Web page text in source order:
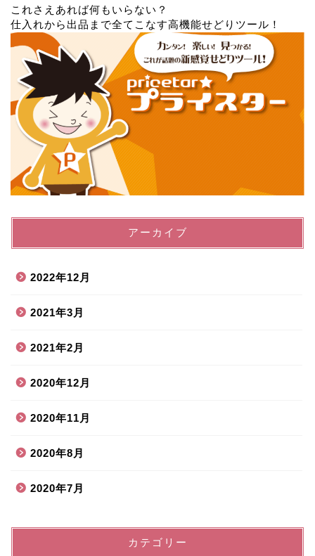
これさえあれば何もいらない？
仕入れから出品まで全てこなす高機能せどりツール！
アーカイブ
2022年12月
2021年3月
2021年2月
2020年12月
2020年11月
2020年8月
2020年7月
カテゴリー